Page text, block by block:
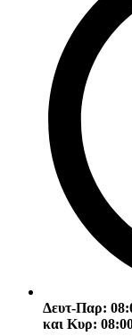
Δευτ-Παρ:
και Κυρ: